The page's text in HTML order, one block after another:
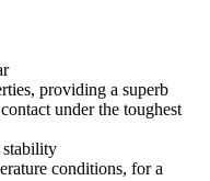
providing a superb
under the toughest
stability
conditions, for a